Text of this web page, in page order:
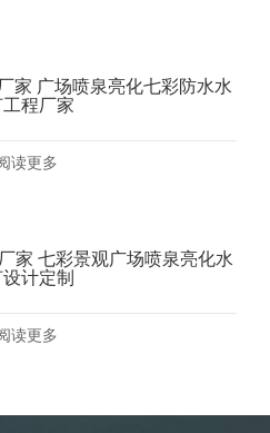
家 广场喷泉亮化七彩防水水
工程厂家
读更多
家 七彩景观广场喷泉亮化水
设计定制
读更多